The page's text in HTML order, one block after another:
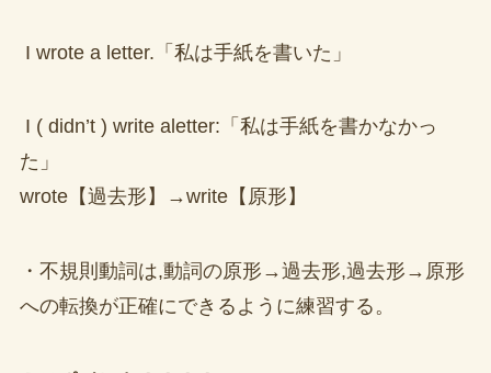
I wrote a letter.「私は手紙を書いた」
I ( didn’t ) write aletter:「私は手紙を書かなかっ
た」
wrote【過去形】→write【原形】
・不規則動詞は,動詞の原形→過去形,過去形→原形
への転換が正確にできるように練習する。